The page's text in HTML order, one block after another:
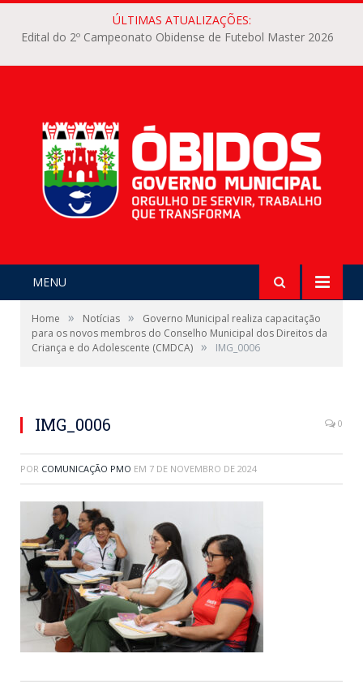
ÚLTIMAS ATUALIZAÇÕES:
EDITAL Nº 001/2026 – III COPA DA INTEGRAÇÃO DE FUTEBOL FEMININO 2026 DO MUNICÍPIO DE ÓBIDOS
MENU
Home » Notícias »
Governo Municipal realiza capacitação
para os novos membros do Conselho Municipal dos Direitos da
Criança e do Adolescente (CMDCA) » IMG_0006
IMG_0006 0
POR COMUNICAÇÃO PMO EM 7 DE NOVEMBRO DE 2024